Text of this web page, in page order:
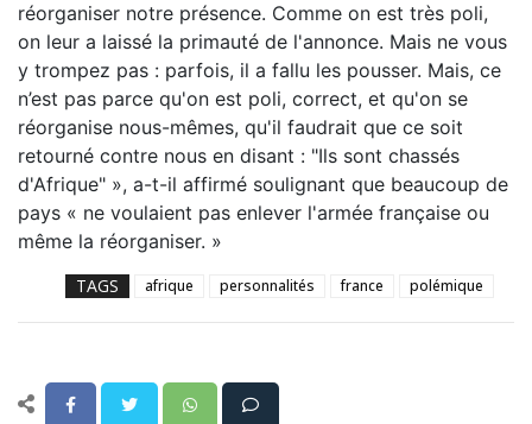
réorganiser notre présence. Comme on est très poli,
on leur a laissé la primauté de l'annonce. Mais ne vous
y trompez pas : parfois, il a fallu les pousser. Mais, ce
n’est pas parce qu'on est poli, correct, et qu'on se
réorganise nous-mêmes, qu'il faudrait que ce soit
retourné contre nous en disant : "Ils sont chassés
d'Afrique" », a-t-il affirmé soulignant que beaucoup de
pays « ne voulaient pas enlever l'armée française ou
même la réorganiser. »
TAGS afrique personnalités france polémique